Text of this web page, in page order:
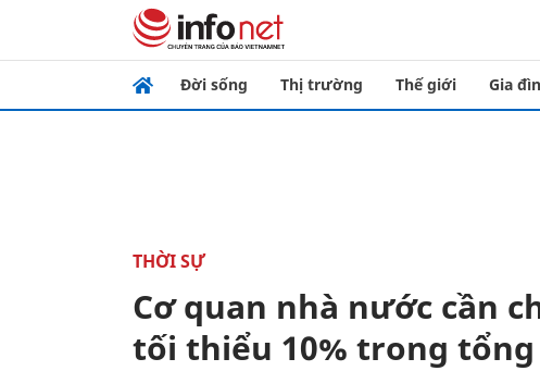
Đời sống Thị trường Thế giới Gia
THỜI SỰ
Cơ quan nhà nước cần
tối thiểu 10% trong tổng